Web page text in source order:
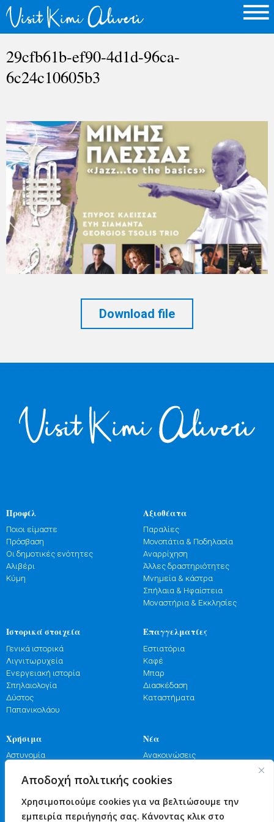
Αποδοχή πολιτικής cookies
Χρησιμοποιούμε cookies για να βελτιώσουμε την
εμπειρία περιήγησής σας. Κάνοντας κλικ στο
29cfb61b-ef90-4d1d-96ca-
6c24c10605b3
Download file
Προφίλ
Ποιοι είμαστε
Πρόσβαση
Οι δημοτικές ενότητες
Αλιβέρι
Κύμη
Αξιοθέατα
Παραλίες
Μονοπάτια & Ποδηλασία
Αναρρίχηση
Άλλες δραστηριότητες
Μνημεία & κάστρα
Σπήλαια & Ηφαίστεια
Μοναστήρια & Εκκλησίες
Ιστορικά στοιχεία
Γενικά ιστορικά
Λιγνιτωρυχεία
Ενεργειακή ιστορία
Σπηλαιολογία
Δύστος
Παπανικολάου
Επαγγελματίες
Εστιατόρια
Καφέ
Μπαρ
Διασκέδαση
Καταστήματα
Χρήσιμα
Αστυνομία
Πυροσβεστική
Υγεία
Νέα
Ανακοινώσεις
Γιορτές
Επικοινωνία